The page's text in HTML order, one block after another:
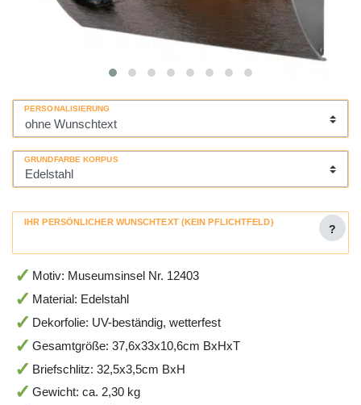
PERSONALISIERUNG
GRUNDFARBE KORPUS
IHR PERSÖNLICHER WUNSCHTEXT (KEIN PFLICHTFELD)
?
Motiv: Museumsinsel Nr. 12403
Material: Edelstahl
Dekorfolie: UV-beständig, wetterfest
Gesamtgröße: 37,6x33x10,6cm BxHxT
Briefschlitz: 32,5x3,5cm BxH
Gewicht: ca. 2,30 kg